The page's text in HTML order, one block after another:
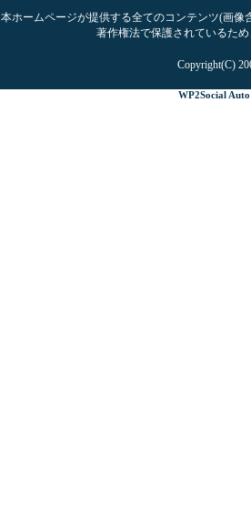
本ホームページが提供する全てのコンテンツ(画
著作権法で保護されているた
Copyright(C)
WP2Social